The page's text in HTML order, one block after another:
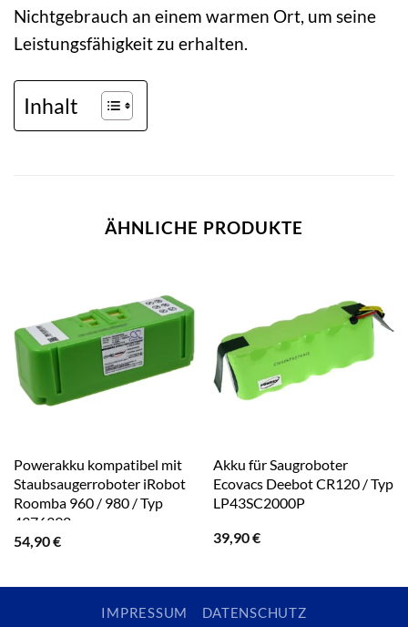
Nichtgebrauch an einem warmen Ort, um seine
Leistungsfähigkeit zu erhalten.
Inhalt
ÄHNLICHE PRODUKTE
Powerakku kompatibel mit
Staubsaugerroboter iRobot
Roomba 960 / 980 / Typ
4376392
54,90€
Akku für Saugroboter
Ecovacs Deebot CR120 / Typ
LP43SC2000P
39,90€
IMPRESSUM DATENSCHUTZ